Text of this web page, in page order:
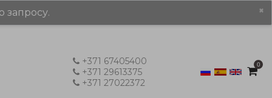
запросу. ×
+371 67405400
+371 29613375
+371 27022372
0